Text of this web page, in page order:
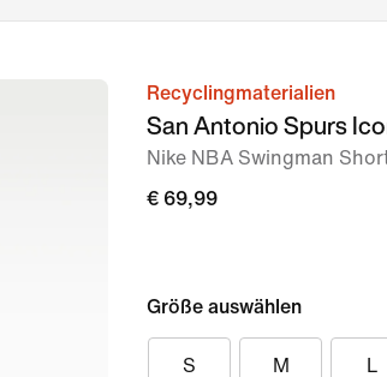
Bild 1Recyclingmaterialien
San Antonio Spurs
Nike NBA Swingman
€ 69,99
Größe auswählen
S M L